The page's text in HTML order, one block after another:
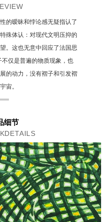
的暧昧和悖论感无疑指认了
殊体认：对现代文明压抑的
。这也无意中回应了法国思
仅是普遍的物质现象，也
的动力，没有褶子和引发褶
宙。
细节